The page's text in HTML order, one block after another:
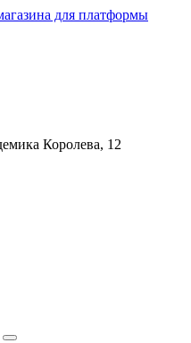
Королева, 12